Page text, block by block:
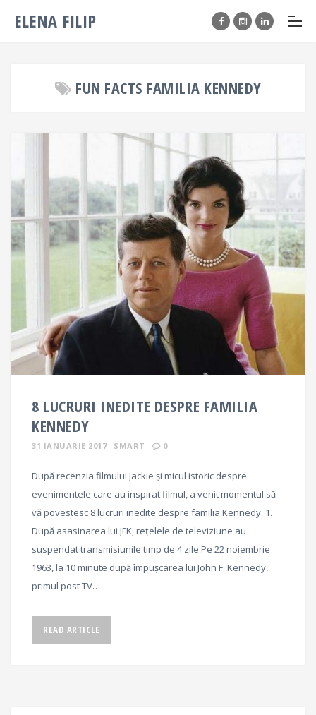
ELENA FILIP
FUN FACTS FAMILIA KENNEDY
8 LUCRURI INEDITE DESPRE FAMILIA
KENNEDY
31 IANUARIE 2017 SMART 0
După recenzia filmului Jackie și micul istoric despre
evenimentele care au inspirat filmul, a venit momentul să
vă povestesc 8 lucruri inedite despre familia Kennedy. 1.
După asasinarea lui JFK, rețelele de televiziune au
suspendat transmisiunile timp de 4 zile Pe 22 noiembrie
1963, la 10 minute după împuşcarea lui John F. Kennedy,
primul post TV…
READ ARTICLE